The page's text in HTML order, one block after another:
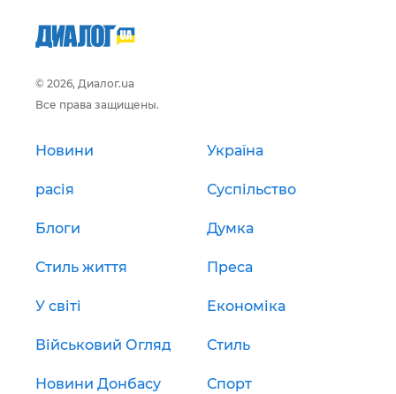
© 2026, Диалог.ua
Все права защищены.
Новини Україна
расія Суспільство
Блоги Думка
Стиль життя Преса
У світі Економіка
Військовий Огляд Стиль
Новини Донбасу Спорт